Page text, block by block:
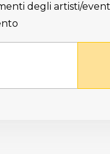
degli artisti/